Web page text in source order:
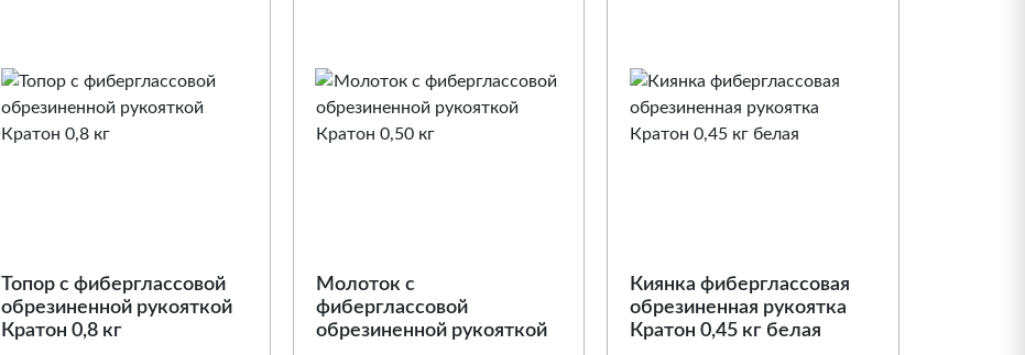
Топор c фиберглассовой
обрезиненной рукояткой
Кратон 0,8 кг
Молоток с
фиберглассовой
обрезиненной рукояткой
Киянка фиберглассовая
обрезиненная рукоятка
Кратон 0,45 кг белая